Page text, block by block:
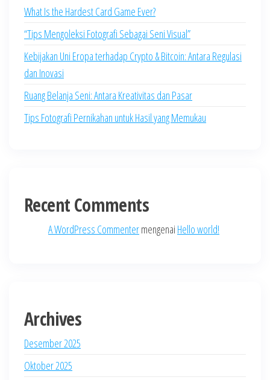
What Is the Hardest Card Game Ever?
“Tips Mengoleksi Fotografi Sebagai Seni Visual”
Kebijakan Uni Eropa terhadap Crypto & Bitcoin: Antara Regulasi
dan Inovasi
Ruang Belanja Seni: Antara Kreativitas dan Pasar
Tips Fotografi Pernikahan untuk Hasil yang Memukau
Recent Comments
A WordPress Commentermengenai Hello world!
Archives
Desember 2025
Oktober 2025